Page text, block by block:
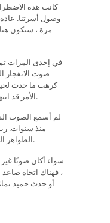
كانت هذه
وصول أسرتنا.
مرة ، ستكون
في إحدى المرات
صوت الانفجار
كرهت ما حدث
الأمر قد انتهى حتى تتمكن من التوقف عن القلق.
لم أسمع الصوت
منذ سنوات.
الظواهر الغريبة في أماكن مختلفة منذ الطفولة.
سواء أكان صوتًا
، فهناك اتجاه
أو حدث حميد